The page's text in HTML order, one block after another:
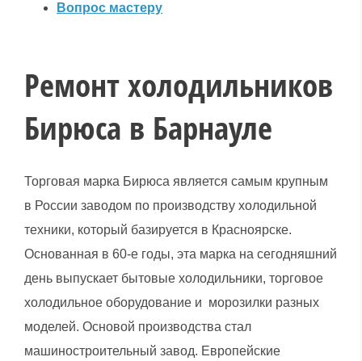
Вопрос мастеру
Ремонт холодильников
Бирюса в Барнауле
Торговая марка Бирюса является самым крупным
в России заводом по производству холодильной
техники, который базируется в Красноярске.
Основанная в 60-е годы, эта марка на сегодняшний
день выпускает бытовые холодильники, торговое
холодильное оборудование и морозилки разных
моделей. Основой производства стал
машиностроительный завод. Европейские